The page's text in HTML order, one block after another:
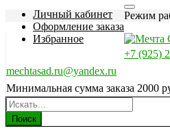
Личный кабинет
Оформление заказа
Избранное
Режим
+7 (925)
mechtasad.ru@yandex.ru
Минимальная сумма заказа 2000
Поиск